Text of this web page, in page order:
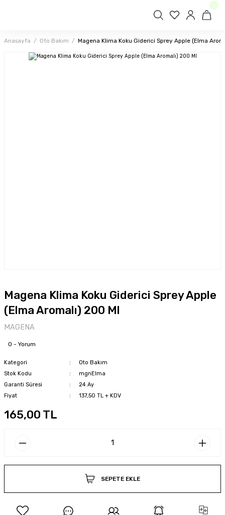
Anasayfa Oto Bakım Magena Klima Koku Giderici Sprey Apple (Elma
Magena Klima Koku Giderici Sprey Apple
(Elma Aromalı) 200 Ml
MAGENA
0 - Yorum
Kategori
Oto Bakım
Stok Kodu
mgnElma
Garanti Süresi
24 Ay
Fiyat
137,50 TL + KDV
165,00 TL
SEPETE EKLE